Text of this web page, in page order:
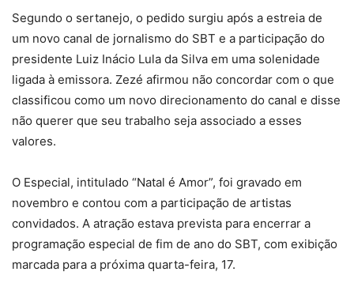
Segundo o sertanejo, o pedido surgiu após a estreia de
um novo canal de jornalismo do SBT e a participação do
presidente Luiz Inácio Lula da Silva em uma solenidade
ligada à emissora. Zezé afirmou não concordar com o que
classificou como um novo direcionamento do canal e disse
não querer que seu trabalho seja associado a esses
valores.
O Especial, intitulado “Natal é Amor”, foi gravado em
novembro e contou com a participação de artistas
convidados. A atração estava prevista para encerrar a
programação especial de fim de ano do SBT, com exibição
marcada para a próxima quarta-feira, 17.